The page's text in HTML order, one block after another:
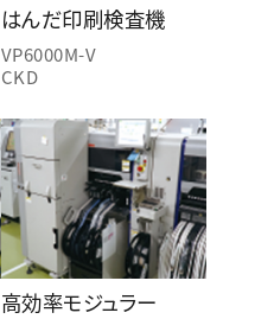
はんだ印刷検査機
VP6000M-V
CKD
高効率モジュラー